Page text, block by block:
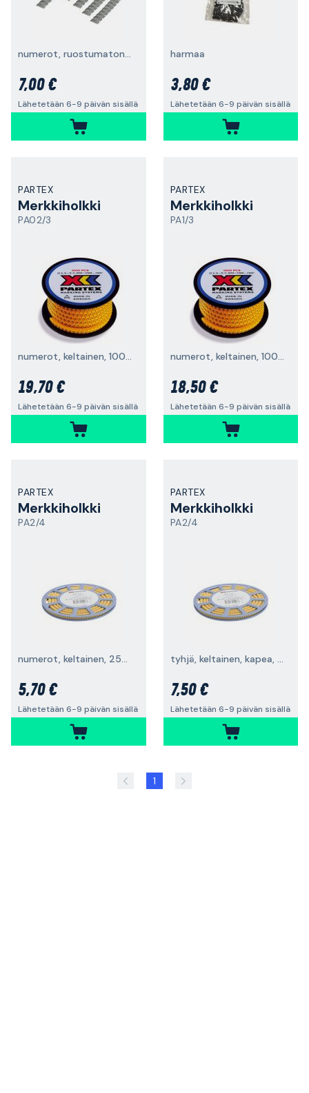
numerot, ruostumaton teräs, 50 kpl
7,00 €
Lähetetään 6-9 päivän sisällä
harmaa
3,80 €
Lähetetään 6-9 päivän sisällä
PARTEX
Merkkiholkki
PA02/3
numerot, keltainen, 1000 kpl/rulla
19,70 €
Lähetetään 6-9 päivän sisällä
PARTEX
Merkkiholkki
PA1/3
numerot, keltainen, 1000 kpl/rulla
18,50 €
Lähetetään 6-9 päivän sisällä
PARTEX
Merkkiholkki
PA2/4
numerot, keltainen, 250 kpl/rulla
5,70 €
Lähetetään 6-9 päivän sisällä
PARTEX
Merkkiholkki
PA2/4
tyhjä, keltainen, kapea, 250 kpl/rulla
7,50 €
Lähetetään 6-9 päivän sisällä
1